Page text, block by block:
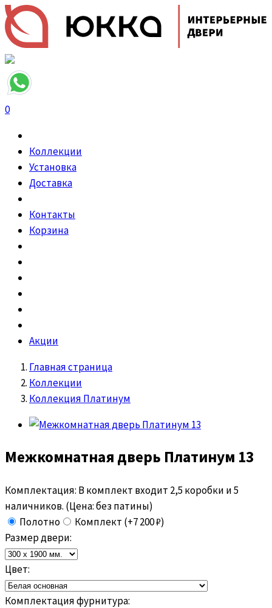
0
Коллекции
Установка
Доставка
Контакты
Корзина
Акции
Главная страница
Коллекции
Коллекция Платинум
Межкомнатная дверь Платинум 13
Комплектация: В комплект входит 2,5 коробки и 5
наличников. (Цена: без патины)
Полотно
Комплект (+7 200 ₽)
Размер двери:
Цвет:
Комплектация фурнитура: